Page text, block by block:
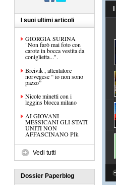
I suoi ultimi articoli
GIORGIA SURINA
"Non farò mai foto con
carote in bocca vestita da
coniglietta...".
Breivik , attentatore
norvegese “ io non sono
pazzo”
Nicole minetti con i
leggins blocca milano
AI GIOVANI
MESSICANI GLI STATI
UNITI NON
AFFASCINANO PIù
Vedi tutti
Dossier Paperblog